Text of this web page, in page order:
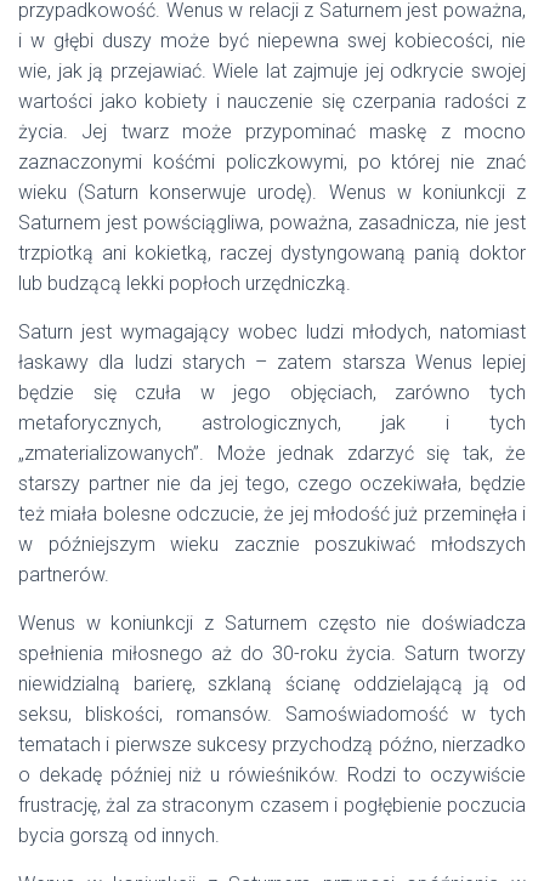
przypadkowość. Wenus w relacji z Saturnem jest poważna,
i w głębi duszy może być niepewna swej kobiecości, nie
wie, jak ją przejawiać. Wiele lat zajmuje jej odkrycie swojej
wartości jako kobiety i nauczenie się czerpania radości z
życia. Jej twarz może przypominać maskę z mocno
zaznaczonymi kośćmi policzkowymi, po której nie znać
wieku (Saturn konserwuje urodę). Wenus w koniunkcji z
Saturnem jest powściągliwa, poważna, zasadnicza, nie jest
trzpiotką ani kokietką, raczej dystyngowaną panią doktor
lub budzącą lekki popłoch urzędniczką.
Saturn jest wymagający wobec ludzi młodych, natomiast
łaskawy dla ludzi starych – zatem starsza Wenus lepiej
będzie się czuła w jego objęciach, zarówno tych
metaforycznych, astrologicznych, jak i tych
„zmaterializowanych”. Może jednak zdarzyć się tak, że
starszy partner nie da jej tego, czego oczekiwała, będzie
też miała bolesne odczucie, że jej młodość już przeminęła i
w późniejszym wieku zacznie poszukiwać młodszych
partnerów.
Wenus w koniunkcji z Saturnem często nie doświadcza
spełnienia miłosnego aż do 30-roku życia. Saturn tworzy
niewidzialną barierę, szklaną ścianę oddzielającą ją od
seksu, bliskości, romansów. Samoświadomość w tych
tematach i pierwsze sukcesy przychodzą późno, nierzadko
o dekadę później niż u rówieśników. Rodzi to oczywiście
frustrację, żal za straconym czasem i pogłębienie poczucia
bycia gorszą od innych.